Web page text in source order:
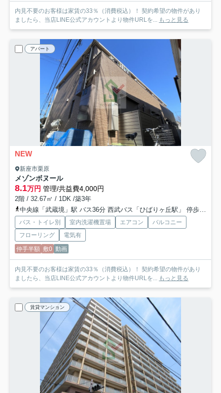
内見不要のお客様は家賃の33％（消費税込）！ 契約希望の物件があり
ましたら、当店LINE公式アカウントより物件URLを... もっと見る
アパート
NEW
新座市栗原
メゾンボヌール
8.1万円 管理/共益費4,000円
2階 / 32.67㎡ / 1DK /築3年
中央線「武蔵境」駅 バス36分 西武バス「ひばりヶ丘駅」 停歩12分
バス・トイレ別 室内洗濯機置場 エアコン
バルコニー
フローリング
電気有
仲手半額 敷0 動画
内見不要のお客様は家賃の33％（消費税込）！ 契約希望の物件があり
ましたら、当店LINE公式アカウントより物件URLを...
もっと見る
賃貸マンション